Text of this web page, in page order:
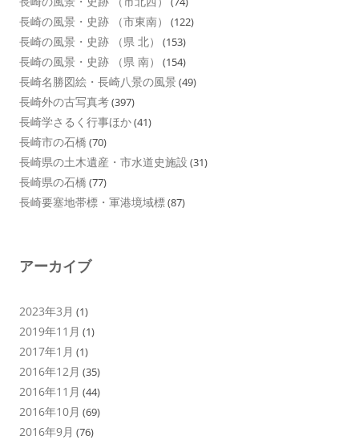
長崎の風景・史跡 （市東南） (122)
長崎の風景・史跡 （県 北） (153)
長崎の風景・史跡 （県 南） (154)
長崎名勝図絵・長崎八景の風景 (49)
長崎外の古写真考(397)
長崎学さるく行事ほか(41)
長崎市の石橋 (70)
長崎県の土木遺産・市水道史施設 (31)
長崎県の石橋 (77)
長崎要塞地帯標・軍港境域標(87)
アーカイブ
2023年3月 (1)
2019年11月 (1)
2017年1月 (1)
2016年12月 (35)
2016年11月 (44)
2016年10月 (69)
2016年9月 (76)